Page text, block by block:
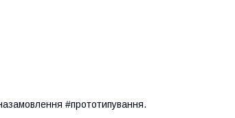
#прототипування.